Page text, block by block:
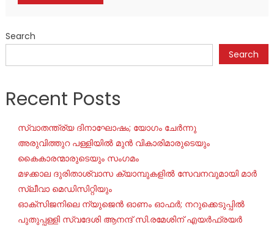
Search
Search
Recent Posts
സ്വാതന്ത്ര്യ ദിനാഘോഷം; യോഗം ചേർന്നു
അരുവിത്തുറ പള്ളിയിൽ മുൻ വികാരിമാരുടെയും
കൈകാരന്മാരുടെയും സംഗമം
മഴക്കാല ദുരിതാശ്വാസ ക്യാമ്പുകളിൽ സേവനവുമായി മാർ
സ്ലീവാ മെഡിസിറ്റിയും
ഓക്‌സിജനിലെ ന്യുജെന്‍ ഓണം ഓഫര്‍; നറുക്കെടുപ്പില്‍
പുതുപ്പള്ളി സ്വദേശി ആനന്ദ് സി.രമേശിന് എയര്‍ഫ്രയര്‍